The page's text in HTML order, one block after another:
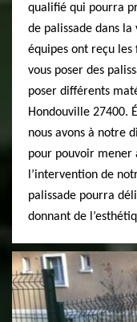
qualifié qui pourra
de palissade dans
équipes ont reçu
vous poser des
poser différents
Hondouville 27400.
nous avons à notre
pour pouvoir mener
l’intervention de
palissade pourra
donnant de